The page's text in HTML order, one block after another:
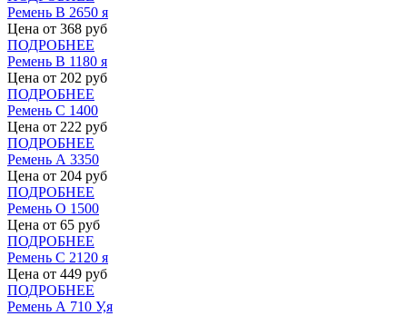
Ремень В 2650 я
Цена от 368 руб
ПОДРОБНЕЕ
Ремень В 1180 я
Цена от 202 руб
ПОДРОБНЕЕ
Ремень С 1400
Цена от 222 руб
ПОДРОБНЕЕ
Ремень А 3350
Цена от 204 руб
ПОДРОБНЕЕ
Ремень О 1500
Цена от 65 руб
ПОДРОБНЕЕ
Ремень С 2120 я
Цена от 449 руб
ПОДРОБНЕЕ
Ремень А 710 У,я